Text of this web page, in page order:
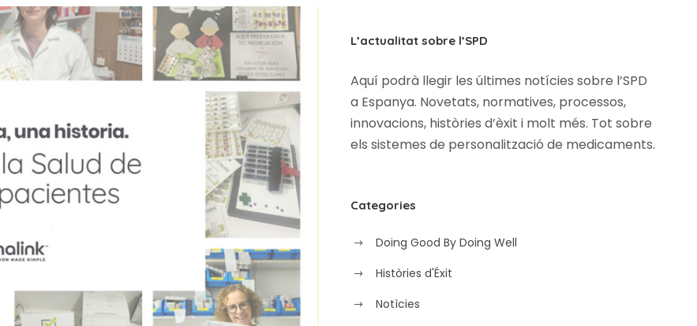
L’actualitat sobre l’SPD
Aquí podrà llegir les últimes notícies sobre l’SPD
a Espanya. Novetats, normatives, processos,
innovacions, històries d’èxit i molt més. Tot sobre
els sistemes de personalització de medicaments.
Categories
Doing Good By Doing Well
Històries d'Éxit
Notìcies